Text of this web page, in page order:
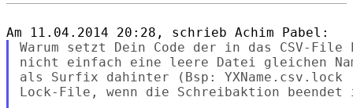
Warum setzt Dein Code der in das CSV-
nicht einfach eine leere Datei gleichen
als Surfix dahinter (Bsp: YXName.csv.lock
Lock-File, wenn die Schreibaktion